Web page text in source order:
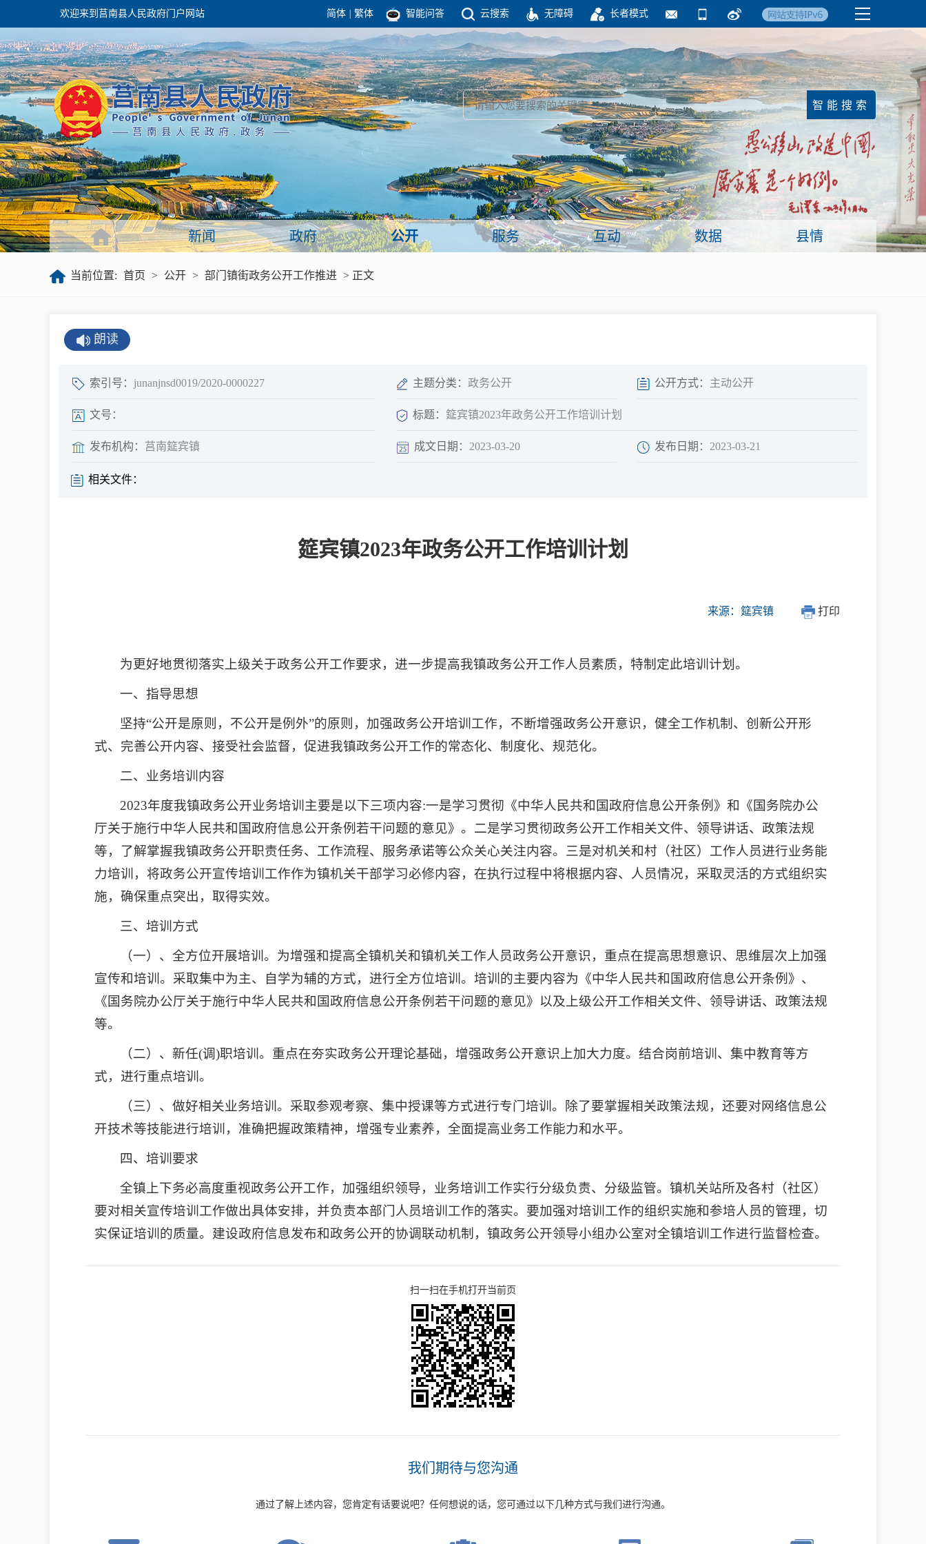
欢迎来到莒南县人民政府门户网站 简体 繁体 智能问答 云搜索 无障碍 长者模式
团结高效 理性法治 公开公平 友善和谐
政府
领导之窗 政府机构
政府会议 政府公报
政府数据
政府工作报告
新闻
政务要闻 国务院要闻
镇街信息
视频新闻 临沂日报·莒南新
闻
公共企事业单位信 依申请公开
图说莒南 政府开放日
新闻 政府 公开 服务 互动 数据 县情
当前位置: 首页 > 公开 > 部门镇街政务公开工作推进 > 正文
朗读
索引号： junanjnsd0019/2020-0000227 主题分类： 政务公开 公开方式： 主动公开
文号： 标题： 筵宾镇2023年政务公开工作培训计划
发布机构： 莒南筵宾镇 成文日期： 2023-03-20 发布日期： 2023-03-21
相关文件：
筵宾镇2023年政务公开工作培训计划
来源：筵宾镇 打印
为更好地贯彻落实上级关于政务公开工作要求，进一步提高我镇政务公开工作人员素质，特制定此培训计划。
一、指导思想
坚持“公开是原则，不公开是例外”的原则，加强政务公开培训工作，不断增强政务公开意识，健全工作机制、创新公开形
式、完善公开内容、接受社会监督，促进我镇政务公开工作的常态化、制度化、规范化。
二、业务培训内容
2023年度我镇政务公开业务培训主要是以下三项内容:一是学习贯彻《中华人民共和国政府信息公开条例》和《国务院办公
厅关于施行中华人民共和国政府信息公开条例若干问题的意见》。二是学习贯彻政务公开工作相关文件、领导讲话、政策法规
等，了解掌握我镇政务公开职责任务、工作流程、服务承诺等公众关心关注内容。三是对机关和村（社区）工作人员进行业务能
力培训，将政务公开宣传培训工作作为镇机关干部学习必修内容，在执行过程中将根据内容、人员情况，采取灵活的方式组织实
施，确保重点突出，取得实效。
三、培训方式
（一）、全方位开展培训。为增强和提高全镇机关和镇机关工作人员政务公开意识，重点在提高思想意识、思维层次上加强
宣传和培训。采取集中为主、自学为辅的方式，进行全方位培训。培训的主要内容为《中华人民共和国政府信息公开条例》、
《国务院办公厅关于施行中华人民共和国政府信息公开条例若干问题的意见》以及上级公开工作相关文件、领导讲话、政策法规
等。
（二）、新任(调)职培训。重点在夯实政务公开理论基础，增强政务公开意识上加大力度。结合岗前培训、集中教育等方
式，进行重点培训。
（三）、做好相关业务培训。采取参观考察、集中授课等方式进行专门培训。除了要掌握相关政策法规，还要对网络信息公
开技术等技能进行培训，准确把握政策精神，增强专业素养，全面提高业务工作能力和水平。
四、培训要求
全镇上下务必高度重视政务公开工作，加强组织领导，业务培训工作实行分级负责、分级监管。镇机关站所及各村（社区）
要对相关宣传培训工作做出具体安排，并负责本部门人员培训工作的落实。要加强对培训工作的组织实施和参培人员的管理，切
实保证培训的质量。建设政府信息发布和政务公开的协调联动机制，镇政务公开领导小组办公室对全镇培训工作进行监督检查。
扫一扫在手机打开当前页
我们期待与您沟通
通过了解上述内容，您肯定有话要说吧？任何想说的话，您可通过以下几种方式与我们进行沟通。